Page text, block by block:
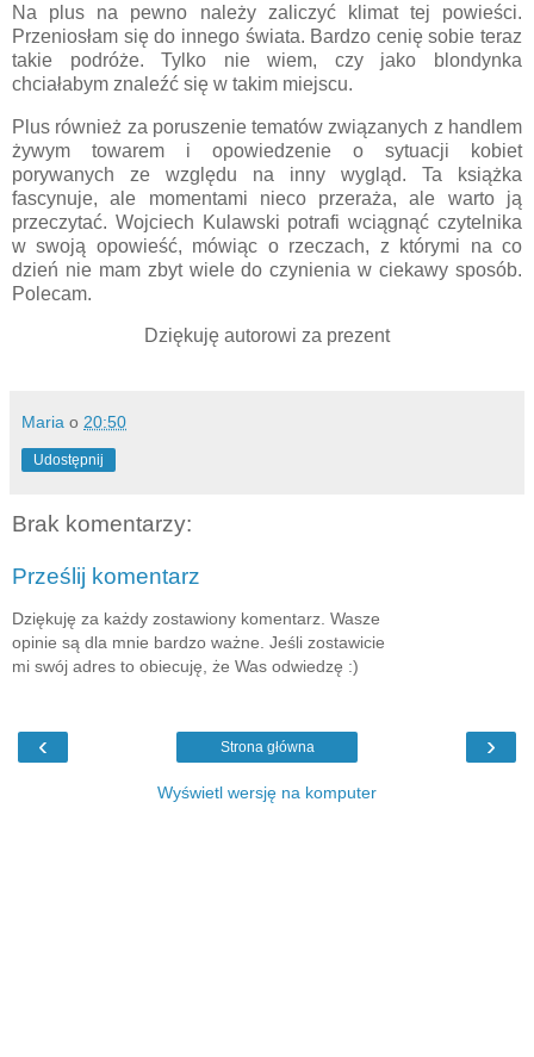
Na plus na pewno należy zaliczyć klimat tej powieści.
Przeniosłam się do innego świata. Bardzo cenię sobie teraz
takie podróże. Tylko nie wiem, czy jako blondynka
chciałabym znaleźć się w takim miejscu.
Plus również za poruszenie tematów związanych z handlem
żywym towarem i opowiedzenie o sytuacji kobiet
porywanych ze względu na inny wygląd. Ta książka
fascynuje, ale momentami nieco przeraża, ale warto ją
przeczytać. Wojciech Kulawski potrafi wciągnąć czytelnika
w swoją opowieść, mówiąc o rzeczach, z którymi na co
dzień nie mam zbyt wiele do czynienia w ciekawy sposób.
Polecam.
Dziękuję autorowi za prezent
Maria o 20:50
Udostępnij
Brak komentarzy:
Prześlij komentarz
Dziękuję za każdy zostawiony komentarz. Wasze
opinie są dla mnie bardzo ważne. Jeśli zostawicie
mi swój adres to obiecuję, że Was odwiedzę :)
‹ ›
Strona główna
Wyświetl wersję na komputer